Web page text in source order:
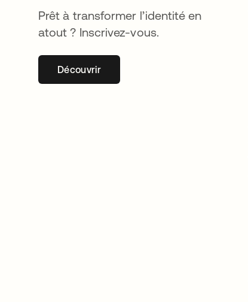
Prêt à transformer l’identité en
atout ? Inscrivez-vous.
Découvrirs’ouvre dans un nouvel onglet